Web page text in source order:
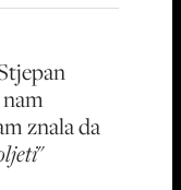
znala da
"